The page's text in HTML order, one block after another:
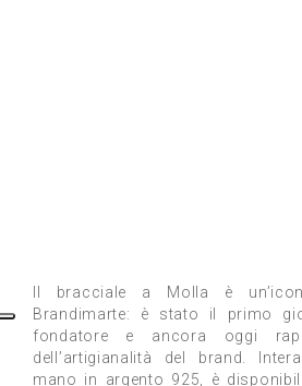
Il bracciale a Molla è
Brandimarte: è stato il primo
fondatore e ancora oggi
dell’artigianalità del brand.
mano in argento 925, è